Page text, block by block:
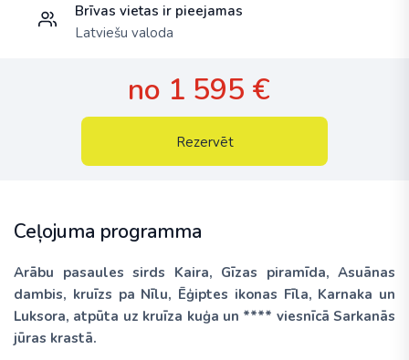
Ceļojuma programma
Arābu pasaules sirds Kaira, Gīzas piramīda, Asuānas
dambis, kruīzs pa Nīlu, Ēģiptes ikonas Fīla, Karnaka un
Luksora, atpūta uz kruīza kuģa un **** viesnīcā Sarkanās
jūras krastā.
Brīvas vietas ir pieejamas
Latviešu valoda
no 1 595 €
Rezervēt